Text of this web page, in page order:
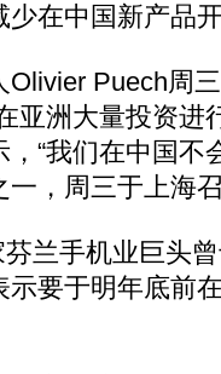
少在中国新产品
Puech周三
亚洲大量投资进
“我们在中国不
，周三于上海
手机业巨头曾
要于明年底前